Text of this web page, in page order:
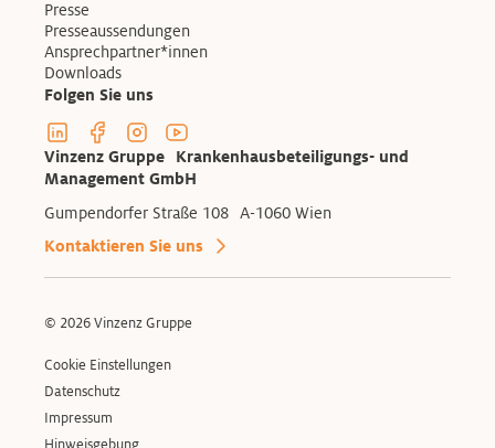
Presse
Presseaussendungen
Ansprechpartner*innen
Downloads
Folgen Sie uns
Linkedin Profil der Vinzenzgruppe
Facebook Profil der Vinzenzgruppe
Instagram Profil der Vinzenzgruppe
Youtube Kanal der Vinzenzgruppe
Vinzenz Gruppe Krankenhausbeteiligungs- und
Management GmbH
Gumpendorfer Straße 108 A-1060 Wien
Kontaktieren Sie uns
© 2026 Vinzenz Gruppe
Cookie Einstellungen
Datenschutz
Impressum
Hinweisgebung